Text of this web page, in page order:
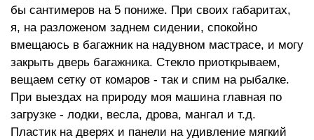
бы сантимеров на 5 пониже. При своих габаритах,
я, на разложеном заднем сидении, спокойно
вмещаюсь в багажник на надувном мастрасе, и могу
закрыть дверь багажника. Стекло приоткрываем,
вещаем сетку от комаров - так и спим на рыбалке.
При выездах на природу моя машина главная по
загрузке - лодки, весла, дрова, мангал и т.д.
Пластик на дверях и панели на удивление мягкий